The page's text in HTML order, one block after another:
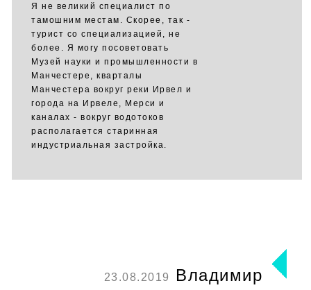
Я не великий специалист по
тамошним местам. Скорее, так -
турист со специализацией, не
более. Я могу посоветовать
Музей науки и промышленности в
Манчестере, кварталы
Манчестера вокруг реки Ирвел и
города на Ирвеле, Мерси и
каналах - вокруг водотоков
располагается старинная
индустриальная застройка.
23.08.2019 Владимир